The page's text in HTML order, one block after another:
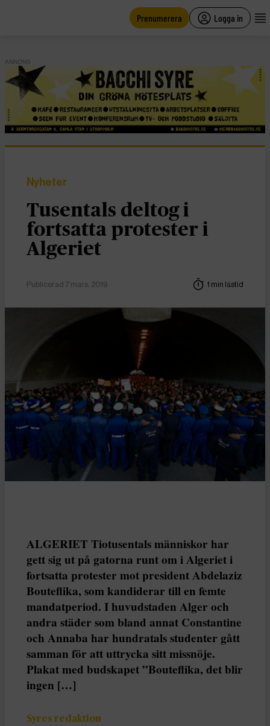
Prenumerera Logga in
ANNONS
Nyheter
Tusentals deltog i
fortsatta protester i
Algeriet
Publicerad 7 mars, 2019 1 min lästid
ALGERIET Tiotusentals människor har
gett sig ut på gatorna runt om i Algeriet i
fortsatta protester mot president Abdelaziz
Bouteflika, som kandiderar till en femte
mandatperiod. I huvudstaden Alger och
andra städer som bland annat Constantine
och Annaba har hundratals studenter gått
samman för att uttrycka sitt missnöje.
Plakat med budskapet ”Bouteflika, det blir
ingen […]
Syres redaktion